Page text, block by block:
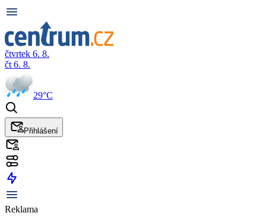
čtvrtek 6. 8.
čt 6. 8.
29°C
Přihlášení
Reklama